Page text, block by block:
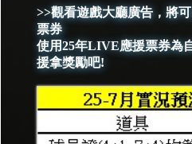
>>觀看遊戲大廳廣告，將
票券
使用25年LIVE應援票券為
援拿獎勵吧!